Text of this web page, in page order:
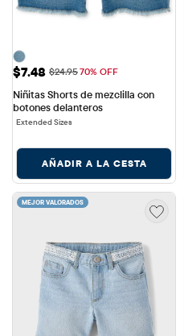
Precio de venta: $7.48
$7.48 Precio original: $24.95
$24.9570% OFF
Niñitas Shorts de mezclilla con
botones delanteros
Extended Sizes
AÑADIR A LA CESTA
MEJOR VALORADOS